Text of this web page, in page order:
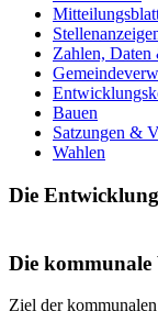
Zahlen, Daten
Bauen
Satzungen &
Wahlen
Die
Die kommunale
Ziel der